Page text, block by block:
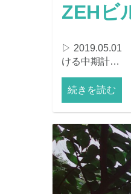
ZEHビ
▷ 2019.05.01
ける中期計…
続きを読む